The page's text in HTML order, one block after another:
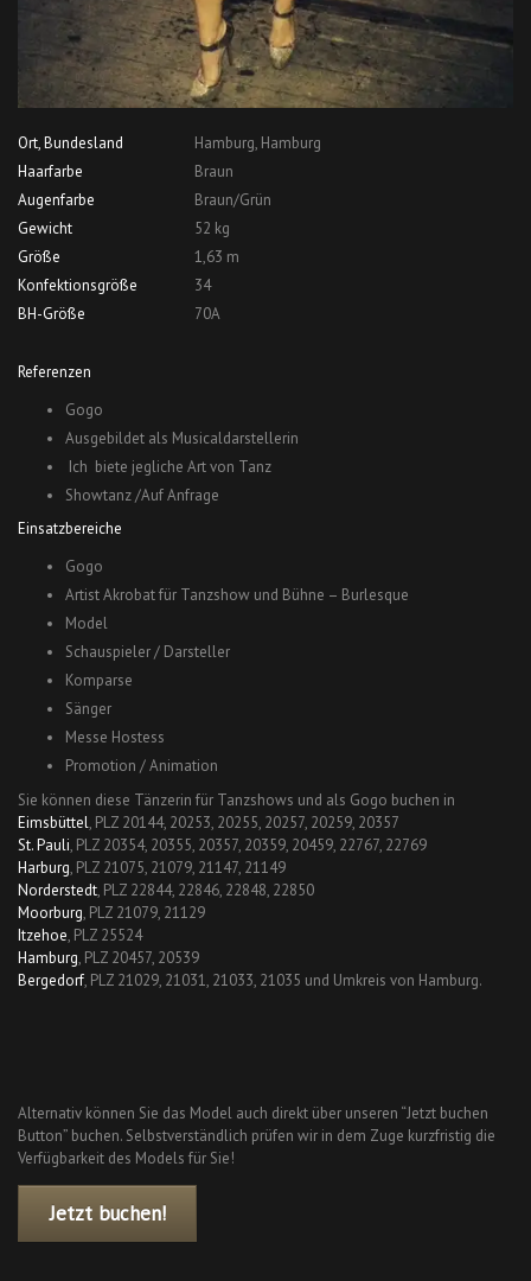
Ort, Bundesland
Hamburg, Hamburg
Haarfarbe
Braun
Augenfarbe
Braun/Grün
Gewicht
52 kg
Größe
1,63 m
Konfektionsgröße
34
BH-Größe
70A
Referenzen
Gogo
Ausgebildet als Musicaldarstellerin
Ich biete jegliche Art von Tanz
Showtanz /Auf Anfrage
Einsatzbereiche
Gogo
Artist Akrobat für Tanzshow und Bühne – Burlesque
Model
Schauspieler / Darsteller
Komparse
Sänger
Messe Hostess
Promotion / Animation
Sie können diese Tänzerin für Tanzshows und als Gogo buchen in
Eimsbüttel, PLZ 20144, 20253, 20255, 20257, 20259, 20357
St. Pauli, PLZ 20354, 20355, 20357, 20359, 20459, 22767, 22769
Harburg, PLZ 21075, 21079, 21147, 21149
Norderstedt, PLZ 22844, 22846, 22848, 22850
Moorburg, PLZ 21079, 21129
Itzehoe, PLZ 25524
Hamburg, PLZ 20457, 20539
Bergedorf, PLZ 21029, 21031, 21033, 21035 und Umkreis von Hamburg.
Alternativ können Sie das Model auch direkt über unseren “Jetzt buchen
Button” buchen. Selbstverständlich prüfen wir in dem Zuge kurzfristig die
Verfügbarkeit des Models für Sie!
Jetzt buchen!